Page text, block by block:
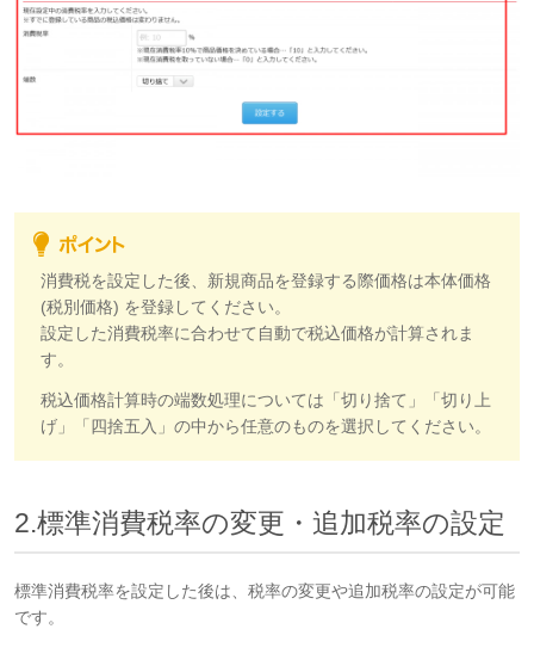
消費税を設定した後、新規商品を登録する際価格は本体価格
(税別価格) を登録してください。
設定した消費税率に合わせて自動で税込価格が計算されま
す。
税込価格計算時の端数処理については「切り捨て」「切り上
げ」「四捨五入」の中から任意のものを選択してください。
2.標準消費税率の変更・追加税率の設定
標準消費税率を設定した後は、税率の変更や追加税率の設定が可能
です。